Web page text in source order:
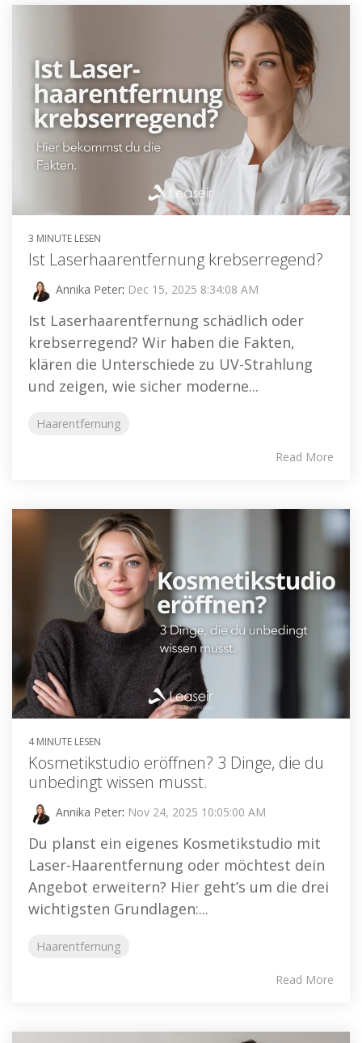
3 MINUTE LESEN
Ist Laserhaarentfernung krebserregend?
Annika Peter: Dec 15, 2025 8:34:08 AM
Ist Laserhaarentfernung schädlich oder
krebserregend? Wir haben die Fakten,
klären die Unterschiede zu UV-Strahlung
und zeigen, wie sicher moderne...
Haarentfernung
Read More
4 MINUTE LESEN
Kosmetikstudio eröffnen? 3 Dinge, die du
unbedingt wissen musst.
Annika Peter: Nov 24, 2025 10:05:00 AM
Du planst ein eigenes Kosmetikstudio mit
Laser-Haarentfernung oder möchtest dein
Angebot erweitern? Hier geht’s um die drei
wichtigsten Grundlagen:...
Haarentfernung
Read More